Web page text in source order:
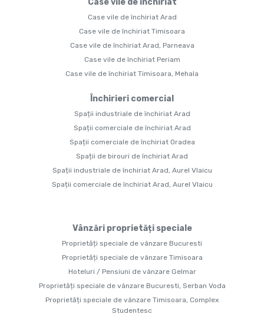
Case vile de închiriat
Case vile de închiriat Arad
Case vile de închiriat Timisoara
Case vile de închiriat Arad, Parneava
Case vile de închiriat Periam
Case vile de închiriat Timisoara, Mehala
Închirieri comercial
Spații industriale de închiriat Arad
Spații comerciale de închiriat Arad
Spații comerciale de închiriat Oradea
Spații de birouri de închiriat Arad
Spații industriale de închiriat Arad, Aurel Vlaicu
Spații comerciale de închiriat Arad, Aurel Vlaicu
Vânzări proprietăți speciale
Proprietăți speciale de vânzare Bucuresti
Proprietăți speciale de vânzare Timisoara
Hoteluri / Pensiuni de vânzare Gelmar
Proprietăți speciale de vânzare Bucuresti, Serban Voda
Proprietăți speciale de vânzare Timisoara, Complex
Studentesc